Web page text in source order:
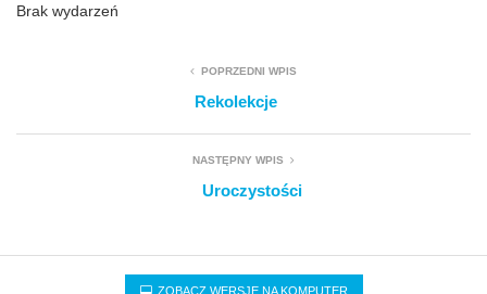
Brak wydarzeń
POPRZEDNI WPIS
Rekolekcje
NASTĘPNY WPIS
Uroczystości
ZOBACZ WERSJĘ NA KOMPUTER